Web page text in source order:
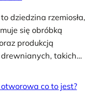
dziedzina rzemiosła,
się obróbką
produkcją
takich…
co to jest?